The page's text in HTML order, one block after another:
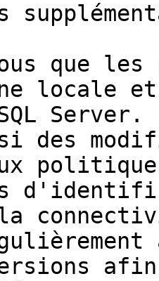
que les
locale
Server.
des